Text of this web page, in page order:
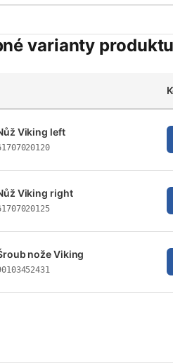
varianty produktu
Viking left
Viking right
nože Viking